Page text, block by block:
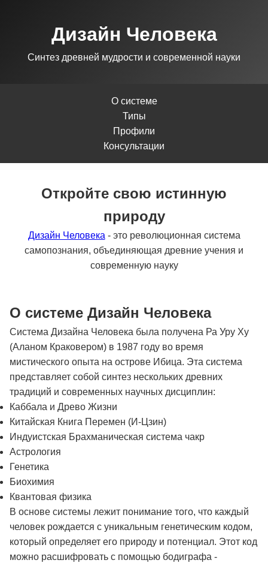
Дизайн Человека
Синтез древней мудрости и современной науки
О системе
Типы
Профили
Консультации
Откройте свою истинную
природу
Дизайн Человека - это революционная система
самопознания, объединяющая древние учения и
современную науку
О системе Дизайн Человека
Система Дизайна Человека была получена Ра Уру Ху
(Аланом Краковером) в 1987 году во время
мистического опыта на острове Ибица. Эта система
представляет собой синтез нескольких древних
традиций и современных научных дисциплин:
Каббала и Древо Жизни
Китайская Книга Перемен (И-Цзин)
Индуистская Брахманическая система чакр
Астрология
Генетика
Биохимия
Квантовая физика
В основе системы лежит понимание того, что каждый
человек рождается с уникальным генетическим кодом,
который определяет его природу и потенциал. Этот код
можно расшифровать с помощью бодиграфа -